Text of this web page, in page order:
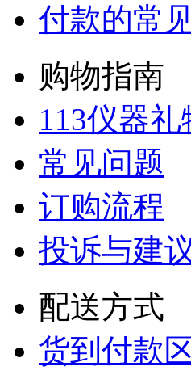
付款的常
购物指南
113仪器礼
常见问题
订购流程
投诉与建
配送方式
货到付款